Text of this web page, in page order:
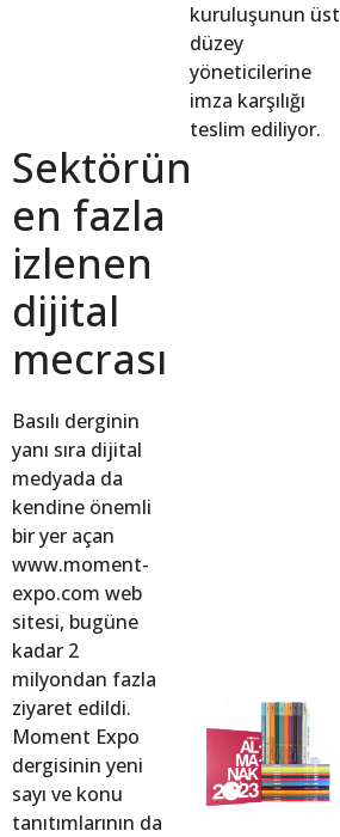
kuruluşunun üst
düzey
yöneticilerine
imza karşılığı
teslim ediliyor.
Sektörün
en fazla
izlenen
dijital
mecrası
Basılı derginin
yanı sıra dijital
medyada da
kendine önemli
bir yer açan
www.moment-
expo.com web
sitesi, bugüne
kadar 2
milyondan fazla
ziyaret edildi.
Moment Expo
dergisinin yeni
sayı ve konu
tanıtımlarının da